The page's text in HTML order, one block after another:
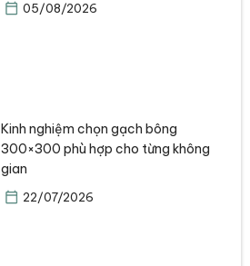
05/08/2026
Kinh nghiệm chọn gạch bông
300×300 phù hợp cho từng không
gian
22/07/2026